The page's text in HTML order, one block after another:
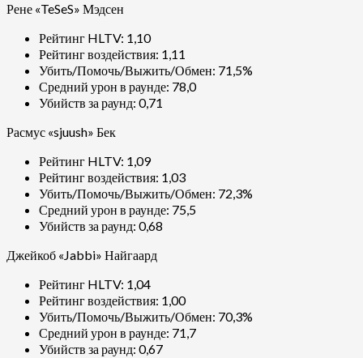
Рене «TeSeS» Мэдсен
Рейтинг HLTV: 1,10
Рейтинг воздействия: 1,11
Убить/Помочь/Выжить/Обмен: 71,5%
Средний урон в раунде: 78,0
Убийств за раунд: 0,71
Расмус «sjuush» Бек
Рейтинг HLTV: 1,09
Рейтинг воздействия: 1,03
Убить/Помочь/Выжить/Обмен: 72,3%
Средний урон в раунде: 75,5
Убийств за раунд: 0,68
Джейкоб «Jabbi» Найгаард
Рейтинг HLTV: 1,04
Рейтинг воздействия: 1,00
Убить/Помочь/Выжить/Обмен: 70,3%
Средний урон в раунде: 71,7
Убийств за раунд: 0,67